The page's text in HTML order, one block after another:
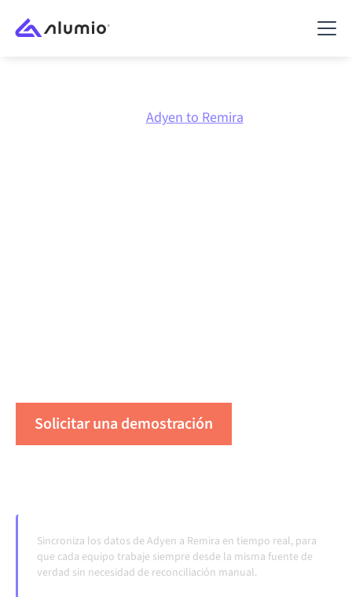
Adyen to Remira
Solicitar una demostración
Sincroniza los datos de Adyen a Remira en tiempo real, para
que cada equipo trabaje siempre desde la misma fuente de
verdad sin necesidad de reconciliación manual.